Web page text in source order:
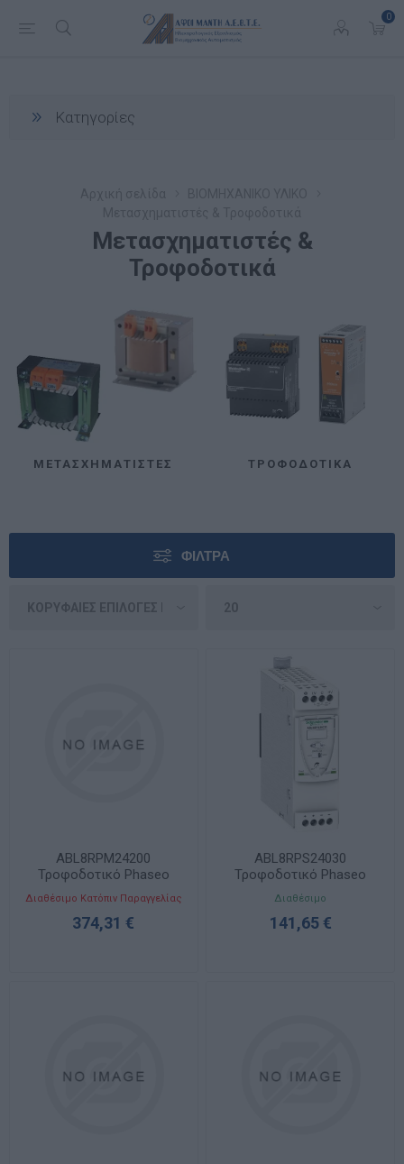
0
Κατηγορίες
Μετασχηματιστές &
Τροφοδοτικά
ΜΕΤΑΣΧΗΜΑΤΙΣΤΈΣ ΤΡΟΦΟΔΟΤΙΚΆ
ΦΊΛΤΡΑ
ABL8RPM24200
Τροφοδοτικό Phaseo
24VDC 20A, 100-240VAC
Διαθέσιμο Κατόπιν Παραγγελίας
374,31 €
ABL8RPS24030
Τροφοδοτικό Phaseo
24VDC 3A, 100-500VAC
Διαθέσιμο
141,65 €